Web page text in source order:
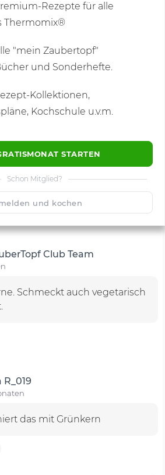
Rezepte für alle
Thermomix®
"mein Zaubertopf"
und Sonderhefte.
Kollektionen,
Kochschule u.v.m.
STARTEN
Schon Mitglied?
und kochen
(12)
Speichern
Club Team
Schmeckt auch vegetarisch
das mit Grünkern